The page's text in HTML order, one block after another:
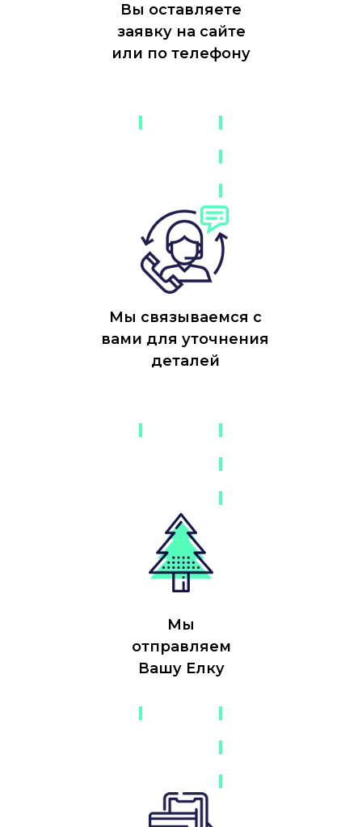
Вы оставляете
заявку на сайте
или по телефону
Мы связываемся с
вами для уточнения
деталей
Мы
отправляем
Вашу Елку
---
-
---
-
---
-